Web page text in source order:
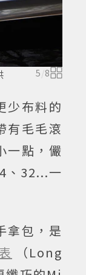
5/8
少布料的
有毛毛滾
一點，儼
、32...一
拿包，是
（Long